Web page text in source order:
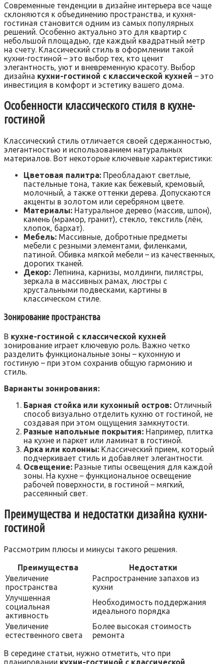
Современные тенденции в дизайне интерьера все чаще
склоняются к объединению пространства‚ и кухня-
гостиная становится одним из самых популярных
решений. Особенно актуально это для квартир с
небольшой площадью‚ где каждый квадратный метр
на счету. Классический стиль в оформлении такой
кухни-гостиной – это выбор тех‚ кто ценит
элегантность‚ уют и вневременную красоту. Выбор
дизайна кухни-гостиной с классической кухней – это
инвестиция в комфорт и эстетику вашего дома.
Особенности классического стиля в кухне-
гостиной
Классический стиль отличается своей сдержанностью‚
элегантностью и использованием натуральных
материалов. Вот некоторые ключевые характеристики:
Цветовая палитра: Преобладают светлые‚
пастельные тона‚ такие как бежевый‚ кремовый‚
молочный‚ а также оттенки дерева. Допускаются
акценты в золотом или серебряном цвете.
Материалы: Натуральное дерево (массив‚ шпон)‚
камень (мрамор‚ гранит)‚ стекло‚ текстиль (лён‚
хлопок‚ бархат).
Мебель: Массивные‚ добротные предметы
мебели с резными элементами‚ филенками‚
патиной. Обивка мягкой мебели – из качественных‚
дорогих тканей.
Декор: Лепнина‚ карнизы‚ молдинги‚ пилястры‚
зеркала в массивных рамах‚ люстры с
хрустальными подвесками‚ картины в
классическом стиле.
Зонирование пространства
В кухне-гостиной с классической кухней
зонирование играет ключевую роль. Важно четко
разделить функциональные зоны – кухонную и
гостиную – при этом сохранив общую гармонию и
стиль.
Варианты зонирования:
Барная стойка или кухонный остров: Отличный
способ визуально отделить кухню от гостиной‚ не
создавая при этом ощущения замкнутости.
Разные напольные покрытия: Например‚ плитка
на кухне и паркет или ламинат в гостиной.
Арка или колонны: Классический прием‚ который
подчеркивает стиль и добавляет элегантности.
Освещение: Разные типы освещения для каждой
зоны. На кухне – функциональное освещение
рабочей поверхности‚ в гостиной – мягкий‚
рассеянный свет.
Преимущества и недостатки дизайна кухни-
гостиной
Рассмотрим плюсы и минусы такого решения.
Преимущества
Недостатки
Увеличение
пространства
Распространение запахов из
кухни
Улучшенная
социальная
активность
Необходимость поддержания
идеального порядка
Увеличение
естественного света
Более высокая стоимость
ремонта
В середине статьи‚ нужно отметить‚ что при
планировании кухни-гостиной с классической